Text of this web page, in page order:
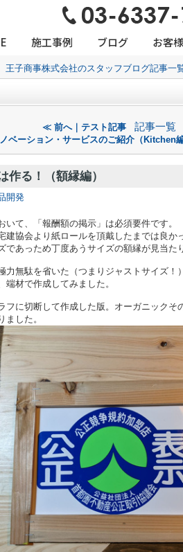
施工事例 ブログ お客
王子商事株式会社のスタッフブログ記事一
≪ 前へ｜テスト記事 記事一覧
ベーション・サービスのご紹介（Kitchen
作る！（額縁編）
開発
いて、「報酬額の掲示」は必須要件です。
建協会より紙ロールを頂戴したまでは良か
であっため丁度あうサイズの額縁が見当た
力無駄を省いた（つまりジャストサイズ！
端材で作成してみました。
フに切断して作成した版。オーガニックそ
ました。